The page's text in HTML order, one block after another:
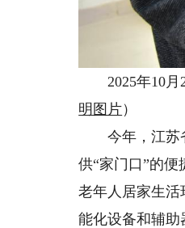
2025年10月
明图片）
今年，江苏省
供“家门口”的
老年人居家生活
能化设备和辅